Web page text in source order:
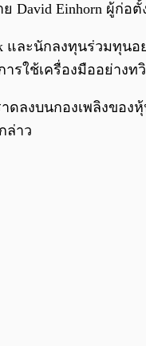
David Einhorn ผู้ก่อ
และนักลงทุนร่วมทุนอ
รใช้เครื่องมืออย่างท
าดลงบนกองเพลิงขอ
ล่าว